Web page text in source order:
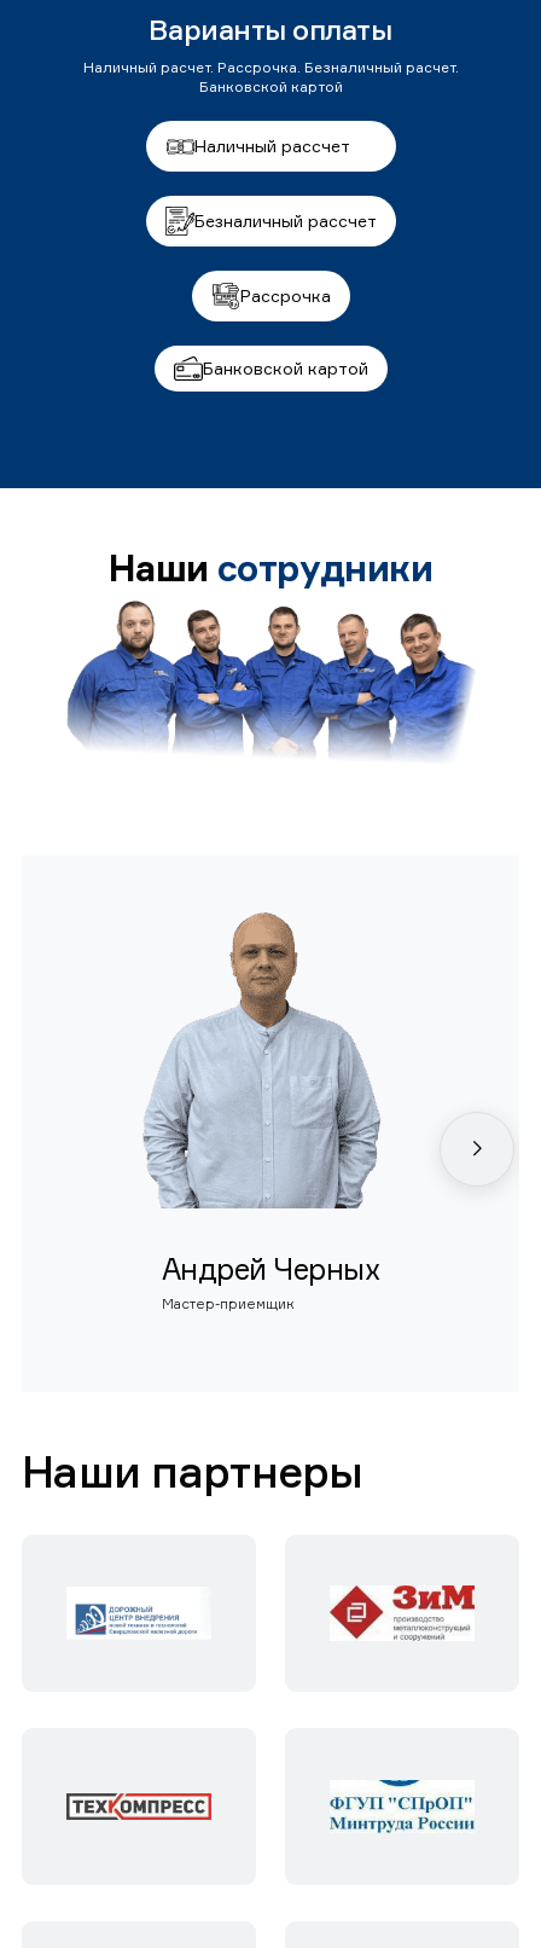
Варианты оплаты
Наличный расчет. Рассрочка. Безналичный расчет.
Банковской картой
Наличный рассчет
Безналичный рассчет
Рассрочка
Банковской картой
Наши сотрудники
Андрей Черных
Мастер-приемщик
Наши партнеры